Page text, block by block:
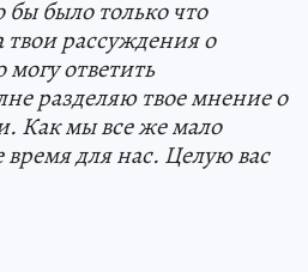
бы было только что
рассуждения о
ответить
разделяю твое мнение о
Как мы все же мало
для нас. Целую вас